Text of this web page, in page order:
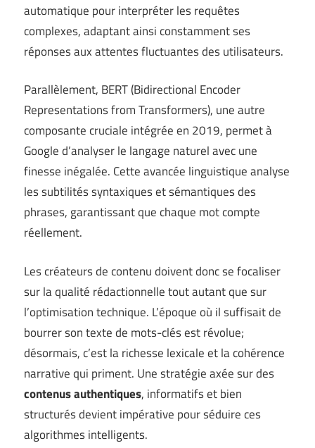
automatique pour interpréter les requêtes
complexes, adaptant ainsi constamment ses
réponses aux attentes fluctuantes des utilisateurs.
Parallèlement, BERT (Bidirectional Encoder
Representations from Transformers), une autre
composante cruciale intégrée en 2019, permet à
Google d’analyser le langage naturel avec une
finesse inégalée. Cette avancée linguistique analyse
les subtilités syntaxiques et sémantiques des
phrases, garantissant que chaque mot compte
réellement.
Les créateurs de contenu doivent donc se focaliser
sur la qualité rédactionnelle tout autant que sur
l’optimisation technique. L’époque où il suffisait de
bourrer son texte de mots-clés est révolue;
désormais, c’est la richesse lexicale et la cohérence
narrative qui priment. Une stratégie axée sur des
contenus authentiques, informatifs et bien
structurés devient impérative pour séduire ces
algorithmes intelligents.